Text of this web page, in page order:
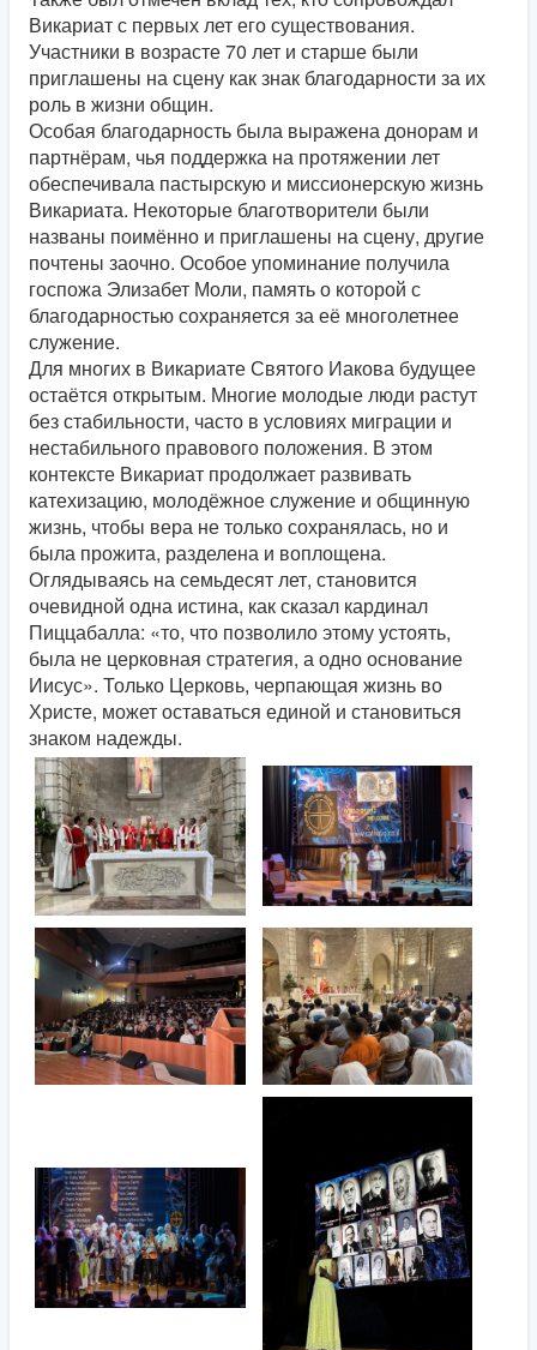
Викариат с первых лет его существования.
Участники в возрасте 70 лет и старше были
приглашены на сцену как знак благодарности за их
роль в жизни общин.
Особая благодарность была выражена донорам и
партнёрам, чья поддержка на протяжении лет
обеспечивала пастырскую и миссионерскую жизнь
Викариата. Некоторые благотворители были
названы поимённо и приглашены на сцену, другие
почтены заочно. Особое упоминание получила
госпожа Элизабет Моли, память о которой с
благодарностью сохраняется за её многолетнее
служение.
Для многих в Викариате Святого Иакова будущее
остаётся открытым. Многие молодые люди растут
без стабильности, часто в условиях миграции и
нестабильного правового положения. В этом
контексте Викариат продолжает развивать
катехизацию, молодёжное служение и общинную
жизнь, чтобы вера не только сохранялась, но и
была прожита, разделена и воплощена.
Оглядываясь на семьдесят лет, становится
очевидной одна истина, как сказал кардинал
Пиццабалла: «то, что позволило этому устоять,
была не церковная стратегия, а одно основание
Иисус». Только Церковь, черпающая жизнь во
Христе, может оставаться единой и становиться
знаком надежды.